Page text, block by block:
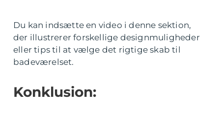
Du kan indsætte en video i denne sektion,
der illustrerer forskellige designmuligheder
eller tips til at vælge det rigtige skab til
badeværelset.
Konklusion: